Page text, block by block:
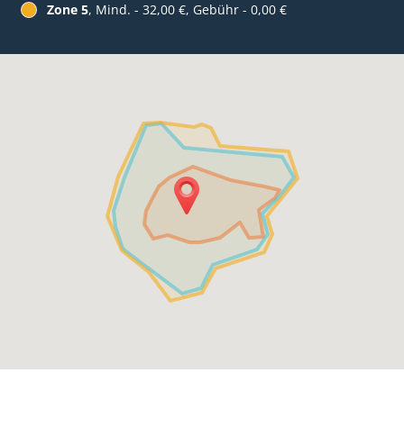
Zone 5, Mind. - 32,00 €, Gebühr - 0,00 €